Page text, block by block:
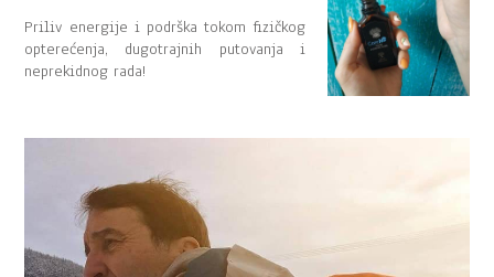
Priliv energije i podrška tokom fizičkog
opterećenja, dugotrajnih putovanja i
neprekidnog rada!